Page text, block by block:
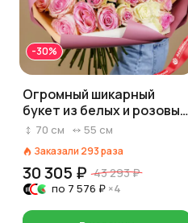
-30%
Огромный шикарный
букет из белых и розовых
роз, Россия, 70 см
70 см 55 см
Заказали 293раза
30 305 ₽ 43 293 ₽
по 7 576 ₽ ×4